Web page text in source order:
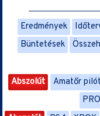
Eredmények
Büntetések
Abszolút
Amatőr
PRO